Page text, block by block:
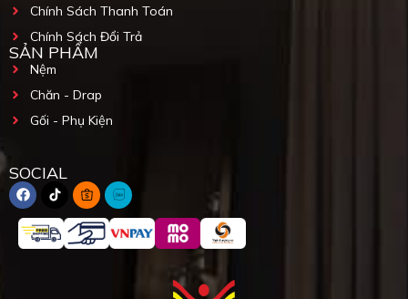
Chính Sách Thanh Toán
Chính Sách Đổi Trả
SẢN PHẨM
Nệm
Chăn - Drap
Gối - Phụ Kiện
SOCIAL